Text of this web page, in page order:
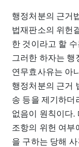
행정처분의 근거
법재판소의 위헌
한 것이라고 할
그러한 하자는 행
연무효사유는 아
행정처분의 근거
송 등을 제기하더
없음이 원칙이다.
조항의 위헌 여부
을 구하는 당해